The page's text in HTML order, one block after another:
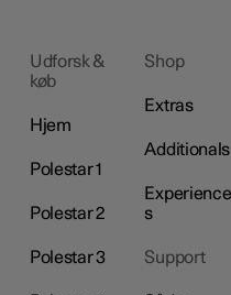
Udforsk &
køb
Hjem
Polestar 1
Polestar 2
Polestar 3
Shop
Extras
Additionals
Experience
s
Support